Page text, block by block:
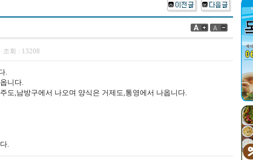
조회 : 13208
.
니다.
도,남방구에서 나오며 양식은 거제도,통영에서 나옵니다.
.